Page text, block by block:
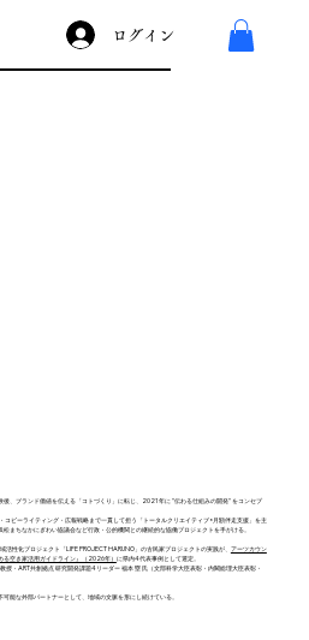
ログイン
、ブランド価値を伝える「コトづくり」に転じ、2021年に "伝わる仕組みの開発" をコンセプ
ピーライティング・広報戦略まで一貫して担う「トータルクリエイティブ×月額伴走支援」を主
まちなかにぎわい協議会など行政・公的機関との継続的な協働プロジェクトを手がける。
性化プロジェクト「LIFE PROJECT HARUNO」の古民家プロジェクトの実践が、 アーツカウン
る空き家活用ガイドライン』（2026年） に県内4代表事例として選定。
・ART共創拠点 研究開発課題4リーダー 福本 塁 氏（文部科学大臣表彰・内閣総理大臣表彰・
能な外部パートナーとして、地域の文脈を形にし続けている。